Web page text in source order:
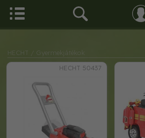
HECHT
/ Gyermekjátékok
HECHT 50437